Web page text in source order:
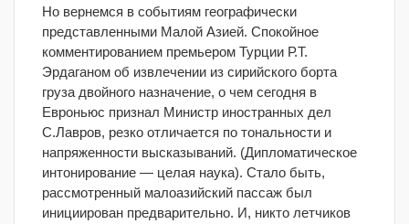
Но вернемся в событиям географически
представленными Малой Азией. Спокойное
комментированием премьером Турции Р.Т.
Эрдаганом об извлечении из сирийского борта
груза двойного назначение, о чем сегодня в
Евроньюс признал Министр иностранных дел
С.Лавров, резко отличается по тональности и
напряженности высказываний. (Дипломатическое
интонирование — целая наука). Стало быть,
рассмотренный малоазийский пассаж был
инициирован предварительно. И, никто летчиков